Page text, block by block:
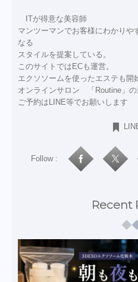
ITが得意な美容師
マンツーマンでお客様にわかりや
なる
スタイルを提案している。
このサイトではECも運営。
エクソソームを使ったエステも開
オンラインサロン 「Routine」の
ご予約はLINE等でお願いします
Follow :
Recent